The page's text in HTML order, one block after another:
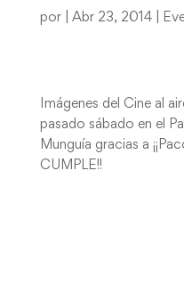
por Abr 23, 2014|
Imágenes del Cine al
pasado sábado en el
Munguía gracias a
CUMPLE!!